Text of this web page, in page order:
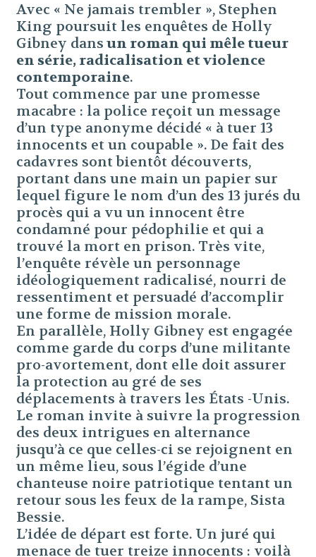
Avec « Ne jamais trembler », Stephen
King poursuit les enquêtes de Holly
Gibney dans un roman qui mêle tueur
en série, radicalisation et violence
contemporaine.
Tout commence par une promesse
macabre : la police reçoit un message
d’un type anonyme décidé « à tuer 13
innocents et un coupable ». De fait des
cadavres sont bientôt découverts,
portant dans une main un papier sur
lequel figure le nom d’un des 13 jurés du
procès qui a vu un innocent être
condamné pour pédophilie et qui a
trouvé la mort en prison. Très vite,
l’enquête révèle un personnage
idéologiquement radicalisé, nourri de
ressentiment et persuadé d’accomplir
une forme de mission morale.
En parallèle, Holly Gibney est engagée
comme garde du corps d’une militante
pro-avortement, dont elle doit assurer
la protection au gré de ses
déplacements à travers les États -Unis.
Le roman invite à suivre la progression
des deux intrigues en alternance
jusqu’à ce que celles-ci se rejoignent en
un même lieu, sous l’égide d’une
chanteuse noire patriotique tentant un
retour sous les feux de la rampe, Sista
Bessie.
L’idée de départ est forte. Un juré qui
menace de tuer treize innocents : voilà